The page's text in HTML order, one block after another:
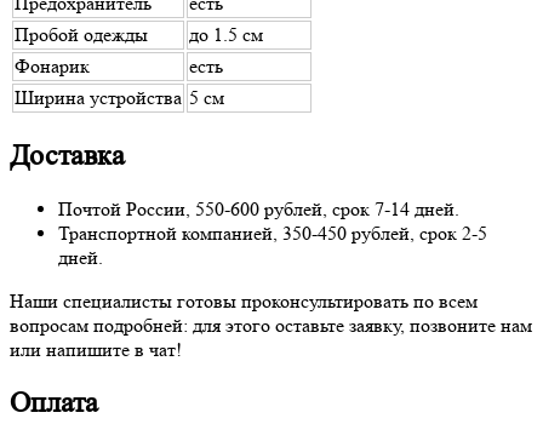
Пробой одежды
до 1.5 см
Фонарик
есть
Ширина устройства 5 см
Доставка
Почтой России, 550-600 рублей, срок 7-14 дней.
Транспортной компанией, 350-450 рублей, срок 2-5
дней.
Наши специалисты готовы проконсультировать по всем
вопросам подробней: для этого оставьте заявку, позвоните нам
или напишите в чат!
Оплата